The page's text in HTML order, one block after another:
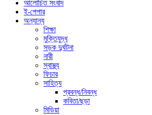
আলোচিত সংবাদ
ই-পেপার
অন্যান্য
শিক্ষা
মুক্তিযুদ্ধ
সড়ক দুর্ঘটনা
নারী
স্বাস্থ্য
ফিচার
সাহিত্য
প্রবন্ধ/নিবন্ধ
কবিতা/ছড়া
মিডিয়া